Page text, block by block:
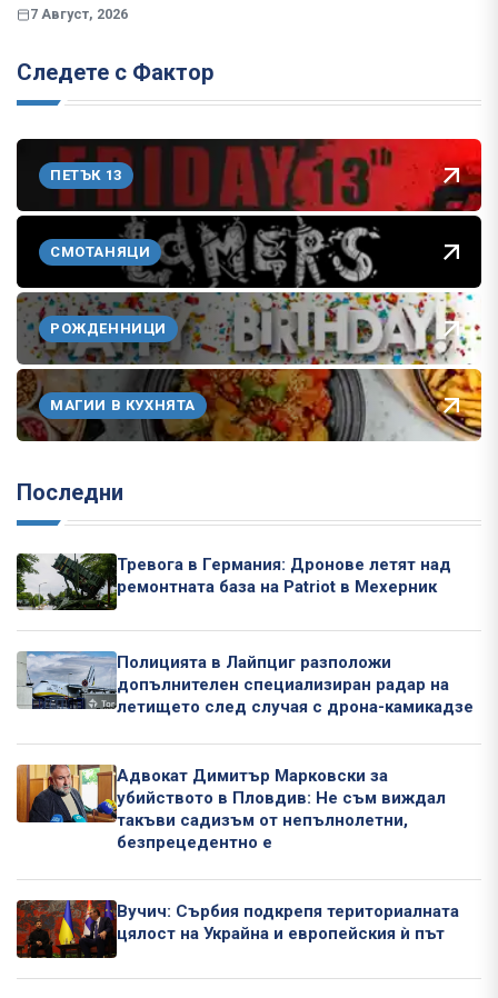
7 Август, 2026
Следете с Фактор
ПЕТЪК 13
СМОТАНЯЦИ
РОЖДЕННИЦИ
МАГИИ В КУХНЯТА
Последни
Тревога в Германия: Дронове летят над
ремонтната база на Patriot в Мехерник
Полицията в Лайпциг разположи
допълнителен специализиран радар на
летището след случая с дрона-камикадзе
Адвокат Димитър Марковски за
убийството в Пловдив: Не съм виждал
такъви садизъм от непълнолетни,
безпрецедентно е
Вучич: Сърбия подкрепя териториалната
цялост на Украйна и европейския ѝ път